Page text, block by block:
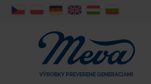
VÝROBKY PREVERENÉ GENERÁCIAMI